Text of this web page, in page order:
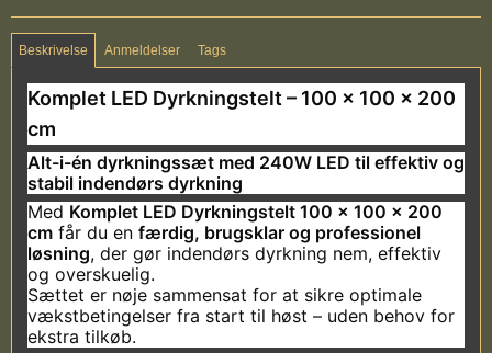
Beskrivelse Anmeldelser Tags
Komplet LED Dyrkningstelt – 100 × 100 × 200
cm
Alt-i-én dyrkningssæt med 240W LED til effektiv og
stabil indendørs dyrkning
Med Komplet LED Dyrkningstelt 100 × 100 × 200
cm får du en færdig, brugsklar og professionel
løsning, der gør indendørs dyrkning nem, effektiv
og overskuelig.
Sættet er nøje sammensat for at sikre optimale
vækstbetingelser fra start til høst – uden behov for
ekstra tilkøb.